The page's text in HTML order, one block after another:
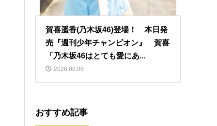
賀喜遥香(乃木坂46)登場！ 本日発
売『週刊少年チャンピオン』 賀喜
「乃木坂46はとても愛にあ...
2026.08.06
おすすめ記事